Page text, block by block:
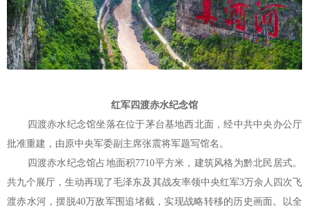
红军四渡赤水纪念馆
四渡赤水纪念馆坐落在位于茅台基地西北面，经中共中央办公厅
批准重建，由原中央军委副主席张震将军题写馆名。
四渡赤水纪念馆占地面积7710平方米，建筑风格为黔北民居式。
共九个展厅，生动再现了毛泽东及其战友率领中央红军3万余人四次飞
渡赤水河，摆脱40万敌军围追堵截，实现战略转移的历史画面。以全